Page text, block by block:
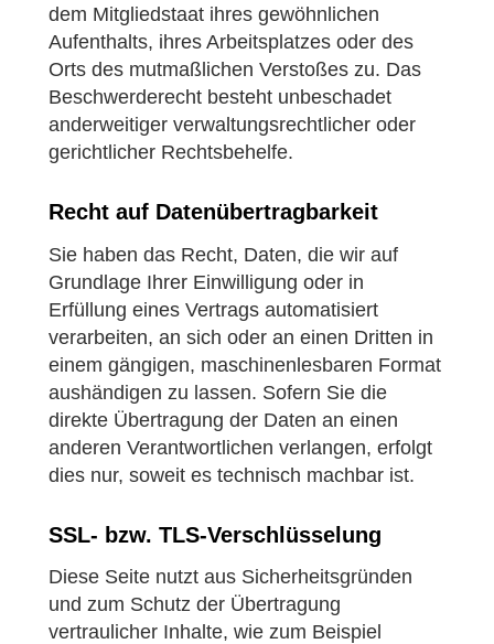
dem Mitgliedstaat ihres gewöhnlichen
Aufenthalts, ihres Arbeitsplatzes oder des
Orts des mutmaßlichen Verstoßes zu. Das
Beschwerderecht besteht unbeschadet
anderweitiger verwaltungsrechtlicher oder
gerichtlicher Rechtsbehelfe.
Recht auf Daten­übertrag­barkeit
Sie haben das Recht, Daten, die wir auf
Grundlage Ihrer Einwilligung oder in
Erfüllung eines Vertrags automatisiert
verarbeiten, an sich oder an einen Dritten in
einem gängigen, maschinenlesbaren Format
aushändigen zu lassen. Sofern Sie die
direkte Übertragung der Daten an einen
anderen Verantwortlichen verlangen, erfolgt
dies nur, soweit es technisch machbar ist.
SSL- bzw. TLS-Verschlüsselung
Diese Seite nutzt aus Sicherheitsgründen
und zum Schutz der Übertragung
vertraulicher Inhalte, wie zum Beispiel